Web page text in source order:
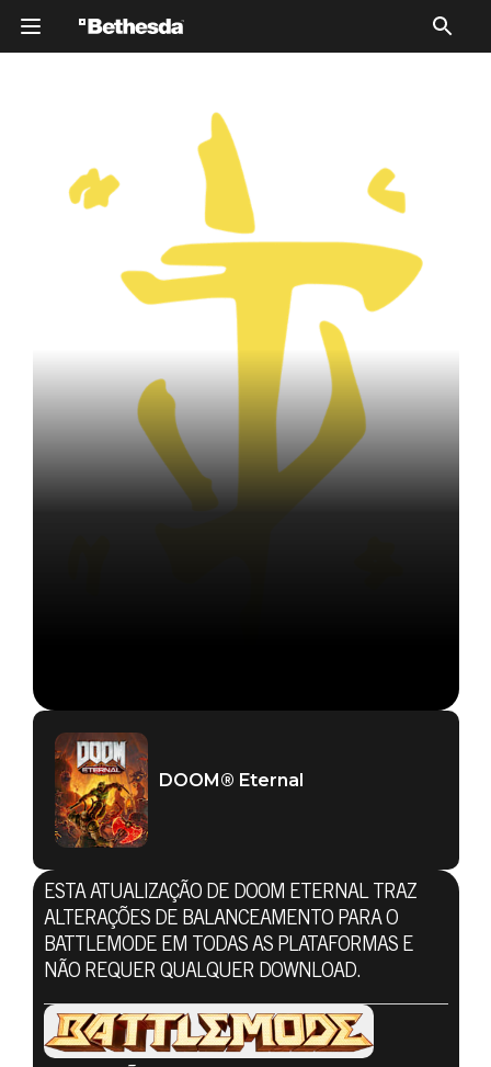
DOOM® Eternal
DOOM® Eternal
ESTA ATUALIZAÇÃO DE DOOM ETERNAL TRAZ
ALTERAÇÕES DE BALANCEAMENTO PARA O
BATTLEMODE EM TODAS AS PLATAFORMAS E
NÃO REQUER QUALQUER DOWNLOAD.